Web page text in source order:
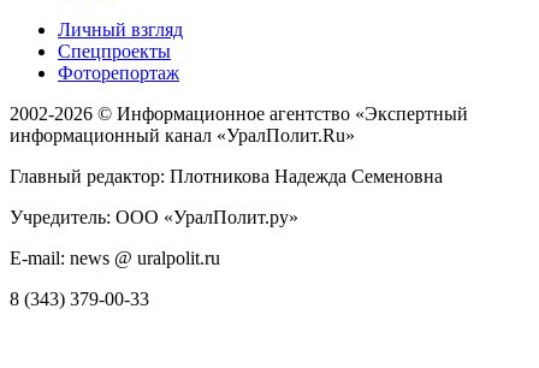
Личный взгляд
Спецпроекты
Фоторепортаж
2002-2026 © Информационное агентство «Экспертный
информационный канал «УралПолит.Ru»
Главный редактор: Плотникова Надежда Семеновна
Учредитель: ООО «УралПолит.ру»
E-mail: news @ uralpolit.ru
8 (343) 379-00-33